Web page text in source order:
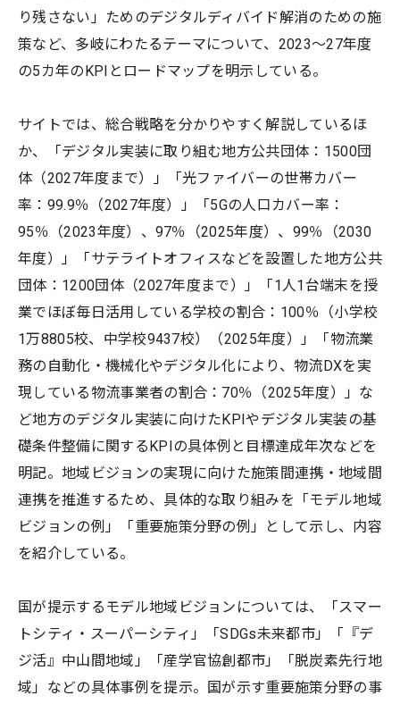
り残さない」ためのデジタルディバイド解消のための施
策など、多岐にわたるテーマについて、2023～27年度
の5カ年のKPIとロードマップを明示している。
サイトでは、総合戦略を分かりやすく解説しているほ
か、「デジタル実装に取り組む地方公共団体：1500団
体（2027年度まで）」「光ファイバーの世帯カバー
率：99.9％（2027年度）」「5Gの人口カバー率：
95％（2023年度）、97％（2025年度）、99％（2030
年度）」「サテライトオフィスなどを設置した地方公共
団体：1200団体（2027年度まで）」「1人1台端末を授
業でほぼ毎日活用している学校の割合：100％（小学校
1万8805校、中学校9437校）（2025年度）」「物流業
務の自動化・機械化やデジタル化により、物流DXを実
現している物流事業者の割合：70％（2025年度）」な
ど地方のデジタル実装に向けたKPIやデジタル実装の基
礎条件整備に関するKPIの具体例と目標達成年次などを
明記。地域ビジョンの実現に向けた施策間連携・地域間
連携を推進するため、具体的な取り組みを「モデル地域
ビジョンの例」「重要施策分野の例」として示し、内容
を紹介している。
国が提示するモデル地域ビジョンについては、「スマー
トシティ・スーパーシティ」「SDGs未来都市」「『デ
ジ活』中山間地域」「産学官協創都市」「脱炭素先行地
域」などの具体事例を提示。国が示す重要施策分野の事